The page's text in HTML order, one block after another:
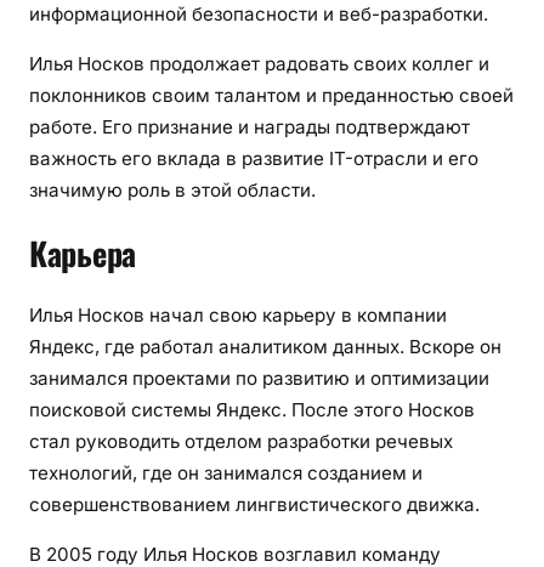
информационной безопасности и веб-разработки.
Илья Носков продолжает радовать своих коллег и
поклонников своим талантом и преданностью своей
работе. Его признание и награды подтверждают
важность его вклада в развитие IT-отрасли и его
значимую роль в этой области.
Карьера
Илья Носков начал свою карьеру в компании
Яндекс, где работал аналитиком данных. Вскоре он
занимался проектами по развитию и оптимизации
поисковой системы Яндекс. После этого Носков
стал руководить отделом разработки речевых
технологий, где он занимался созданием и
совершенствованием лингвистического движка.
В 2005 году Илья Носков возглавил команду